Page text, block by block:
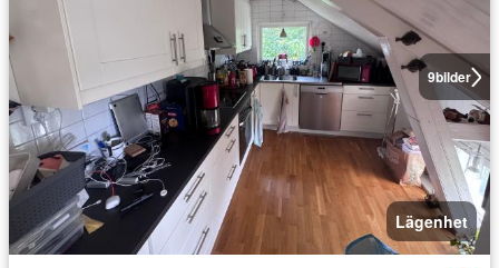
9bilder
Lägenhet